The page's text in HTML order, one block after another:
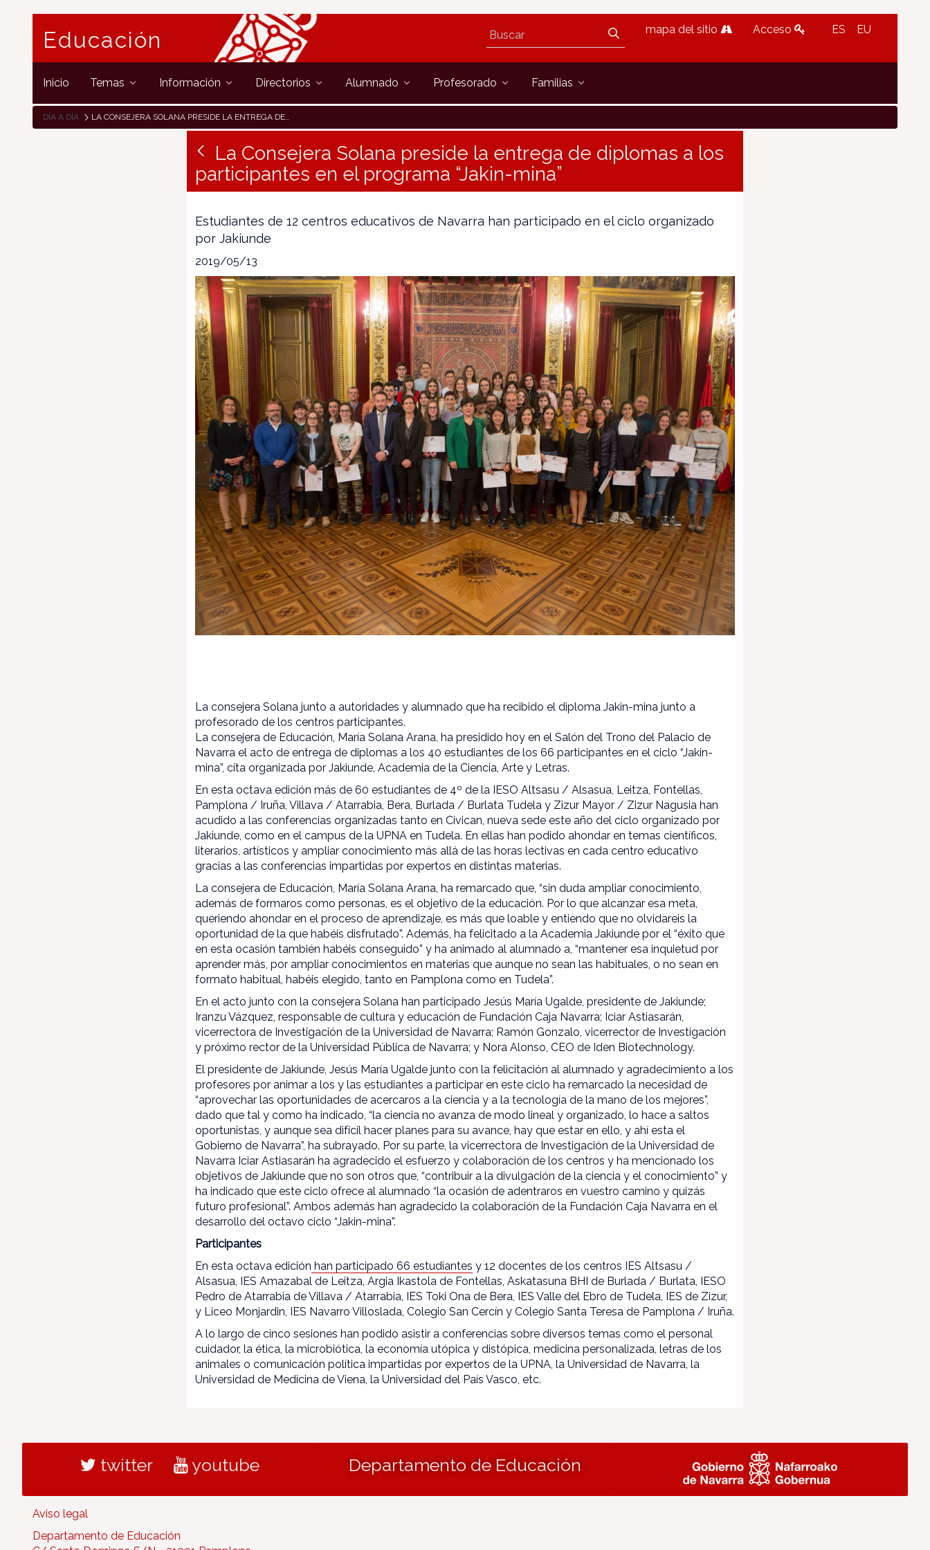
Educación mapa del sitio Acceso ES EU
Inicio Temas Información Directorios Alumnado Profesorado Familias
DÍA A DÍA LA CONSEJERA SOLANA PRESIDE LA ENTREGA DE DIPLOMAS A LOS PARTICIPANTES EN EL PROGRAMA “JAKIN-MINA”
La Consejera Solana preside la entrega de diplomas a los
participantes en el programa “Jakin-mina”
Estudiantes de 12 centros educativos de Navarra han participado en el ciclo organizado
por Jakiunde
2019/05/13
La consejera Solana junto a autoridades y alumnado que ha recibido el diploma Jakin-mina junto a
profesorado de los centros participantes.
La consejera de Educación, María Solana Arana, ha presidido hoy en el Salón del Trono del Palacio de
Navarra el acto de entrega de diplomas a los 40 estudiantes de los 66 participantes en el ciclo “Jakin-
mina”, cita organizada por Jakiunde, Academia de la Ciencia, Arte y Letras.
En esta octava edición más de 60 estudiantes de 4º de la IESO Altsasu / Alsasua, Leitza, Fontellas,
Pamplona / Iruña, Villava / Atarrabia, Bera, Burlada / Burlata Tudela y Zizur Mayor / Zizur Nagusia han
acudido a las conferencias organizadas tanto en Civican, nueva sede este año del ciclo organizado por
Jakiunde, como en el campus de la UPNA en Tudela. En ellas han podido ahondar en temas científicos,
literarios, artísticos y ampliar conocimiento más allá de las horas lectivas en cada centro educativo
gracias a las conferencias impartidas por expertos en distintas materias.
La consejera de Educación, María Solana Arana, ha remarcado que, “sin duda ampliar conocimiento,
además de formaros como personas, es el objetivo de la educación. Por lo que alcanzar esa meta,
queriendo ahondar en el proceso de aprendizaje, es más que loable y entiendo que no olvidareis la
oportunidad de la que habéis disfrutado”. Además, ha felicitado a la Academia Jakiunde por el “éxito que
en esta ocasión también habéis conseguido” y ha animado al alumnado a, “mantener esa inquietud por
aprender más, por ampliar conocimientos en materias que aunque no sean las habituales, o no sean en
formato habitual, habéis elegido, tanto en Pamplona como en Tudela”.
En el acto junto con la consejera Solana han participado Jesús María Ugalde, presidente de Jakiunde;
Iranzu Vázquez, responsable de cultura y educación de Fundación Caja Navarra; Iciar Astiasarán,
vicerrectora de Investigación de la Universidad de Navarra; Ramón Gonzalo, vicerrector de Investigación
y próximo rector de la Universidad Pública de Navarra; y Nora Alonso, CEO de Iden Biotechnology.
El presidente de Jakiunde, Jesús María Ugalde junto con la felicitación al alumnado y agradecimiento a los
profesores por animar a los y las estudiantes a participar en este ciclo ha remarcado la necesidad de
“aprovechar las oportunidades de acercaros a la ciencia y a la tecnología de la mano de los mejores”,
dado que tal y como ha indicado, “la ciencia no avanza de modo lineal y organizado, lo hace a saltos
oportunistas, y aunque sea difícil hacer planes para su avance, hay que estar en ello, y ahí esta el
Gobierno de Navarra”, ha subrayado. Por su parte, la vicerrectora de Investigación de la Universidad de
Navarra Iciar Astiasarán ha agradecido el esfuerzo y colaboración de los centros y ha mencionado los
objetivos de Jakiunde que no son otros que, “contribuir a la divulgación de la ciencia y el conocimiento” y
ha indicado que este ciclo ofrece al alumnado “la ocasión de adentraros en vuestro camino y quizás
futuro profesional”. Ambos además han agradecido la colaboración de la Fundación Caja Navarra en el
desarrollo del octavo ciclo “Jakin-mina”.
Participantes
En esta octava edición han participado 66 estudiantes y 12 docentes de los centros IES Altsasu /
Alsasua, IES Amazabal de Leitza, Argia Ikastola de Fontellas, Askatasuna BHI de Burlada / Burlata, IESO
Pedro de Atarrabia de Villava / Atarrabia, IES Toki Ona de Bera, IES Valle del Ebro de Tudela, IES de Zizur,
y Liceo Monjardin, IES Navarro Villoslada, Colegio San Cercín y Colegio Santa Teresa de Pamplona / Iruña.
A lo largo de cinco sesiones han podido asistir a conferencias sobre diversos temas como el personal
cuidador, la ética, la microbiótica, la economía utópica y distópica, medicina personalizada, letras de los
animales o comunicación política impartidas por expertos de la UPNA, la Universidad de Navarra, la
Universidad de Medicina de Viena, la Universidad del País Vasco, etc.
twitter youtube Departamento de Educación
Aviso legal
Departamento de Educación